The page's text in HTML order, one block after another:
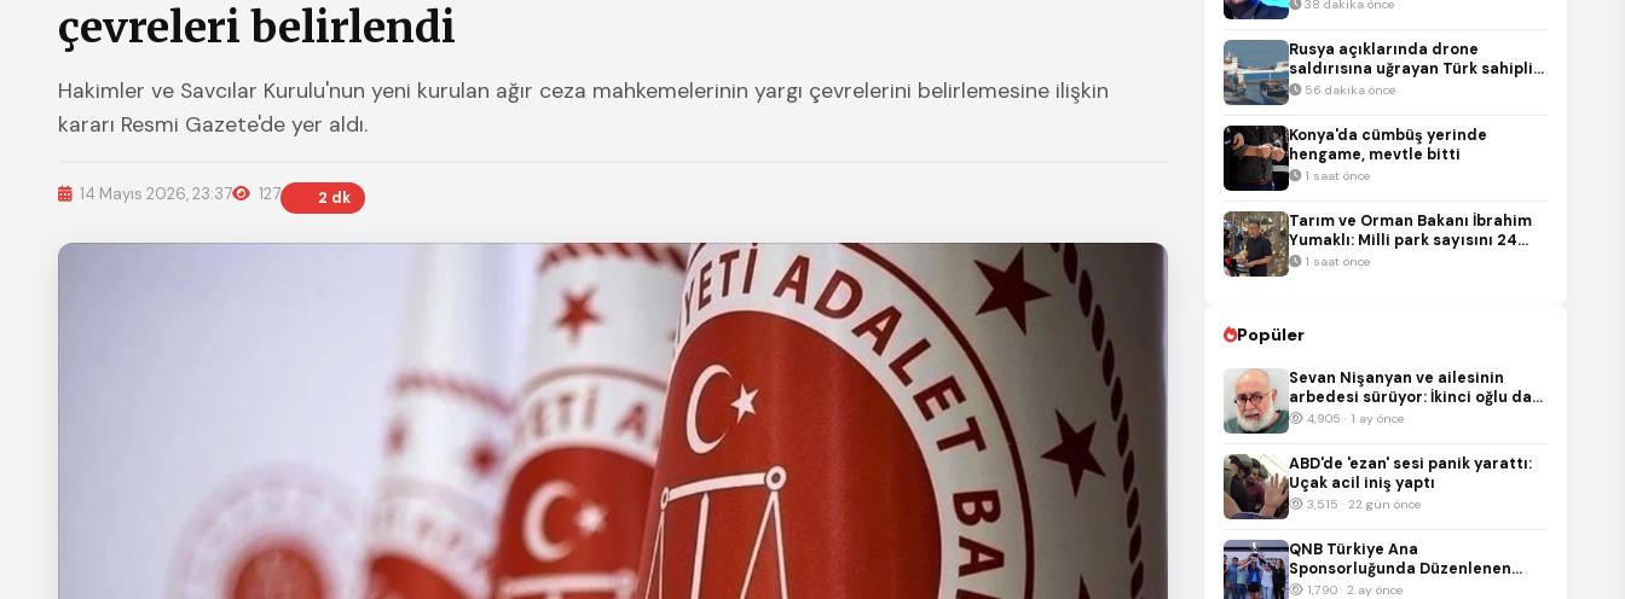
çevreleri belirlendi
Hakimler ve Savcılar Kurulu'nun yeni kurulan ağır ceza mahkemelerinin yargı çevrelerini belirlemesine ilişkin
kararı Resmi Gazete'de yer aldı.
14 Mayıs 2026, 23:37 127 2 dk
38 dakika önce
Rusya açıklarında drone
saldırısına uğrayan Türk sahipli
gemi Samsun’a getirildi
56 dakika önce
Konya'da cümbüş yerinde
hengame, mevtle bitti
1 saat önce
Tarım ve Orman Bakanı İbrahim
Yumaklı: Milli park sayısını 24
yılda 696'ya çıkardık
1 saat önce
Popüler
Sevan Nişanyan ve ailesinin
arbedesi sürüyor: İkinci oğlu da
hak talep etti
4,905 · 1 ay önce
ABD'de 'ezan' sesi panik yarattı:
Uçak acil iniş yaptı
3,515 · 22 gün önce
QNB Türkiye Ana
Sponsorluğunda Düzenlenen
Tennis Istanbul Open 2026 İş
1,790 · 2 ay önce